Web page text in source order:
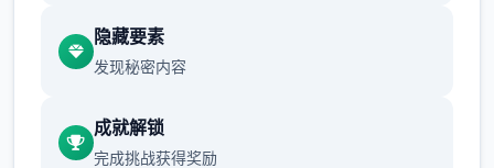
隐藏要素
发现秘密内容
成就解锁
完成挑战获得奖励